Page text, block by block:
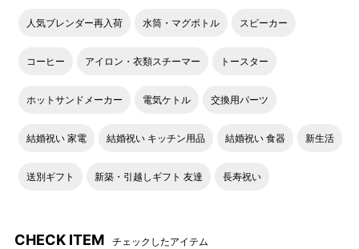
人気ブレンダー再入荷 水筒・マグボトル スピーカー
コーヒー アイロン・衣類スチーマー トースター
ホットサンドメーカー 電気ケトル 交換用パーツ
結婚祝い 家電 結婚祝い キッチン用品 結婚祝い 食器 新生活
送別ギフト 新築・引越しギフト 友達 長寿祝い
CHECK ITEM チェックしたアイテム